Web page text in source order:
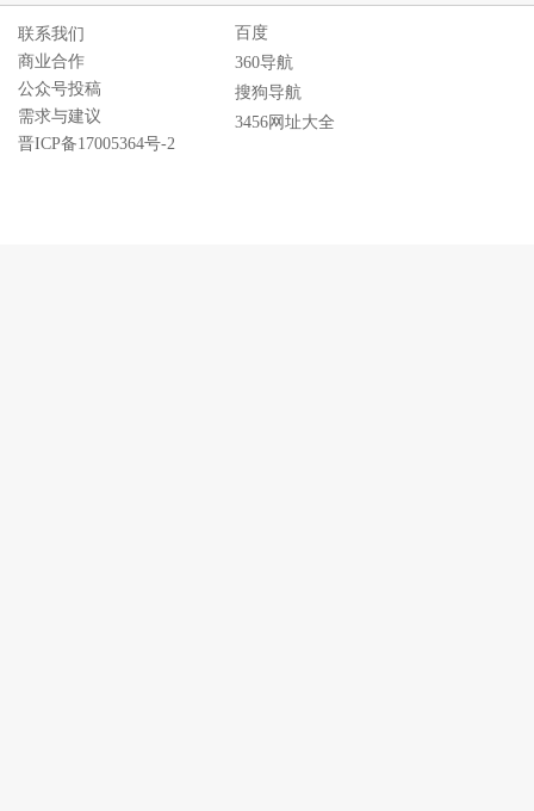
联系我们
商业合作
公众号投稿
需求与建议
晋ICP备17005364号-2
百度
360导航
搜狗导航
3456网址大全